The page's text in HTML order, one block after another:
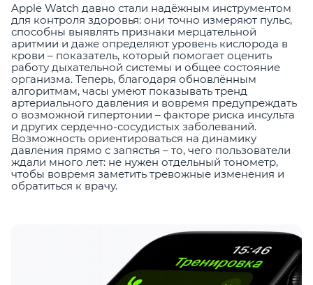
Apple Watch давно стали надёжным инструментом
для контроля здоровья: они точно измеряют пульс,
способны выявлять признаки мерцательной
аритмии и даже определяют уровень кислорода в
крови – показатель, который помогает оценить
работу дыхательной системы и общее состояние
организма. Теперь, благодаря обновлённым
алгоритмам, часы умеют показывать тренд
артериального давления и вовремя предупреждать
о возможной гипертонии – факторе риска инсульта
и других сердечно-сосудистых заболеваний.
Возможность ориентироваться на динамику
давления прямо с запястья – то, чего пользователи
ждали много лет: не нужен отдельный тонометр,
чтобы вовремя заметить тревожные изменения и
обратиться к врачу.